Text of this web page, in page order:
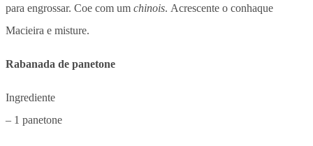
para engrossar. Coe com um chinois. Acrescente o conhaque
Macieira e misture.
Rabanada de panetone
Ingrediente
– 1 panetone